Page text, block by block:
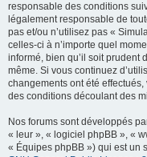
responsable des conditions
légalement responsable de
pas et/ou n’utilisez pas «
celles-ci à n’importe quel
informé, bien qu’il soit prudent
même. Si vous continuez
changements ont été
des conditions découlant des
Nos forums sont développés
« leur », « logiciel phpBB », «
« Équipes phpBB ») qui est un